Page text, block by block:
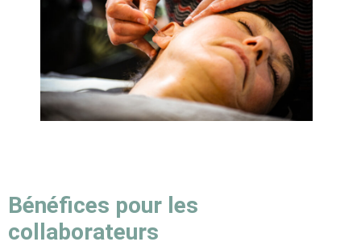
Bénéfices pour les
collaborateurs